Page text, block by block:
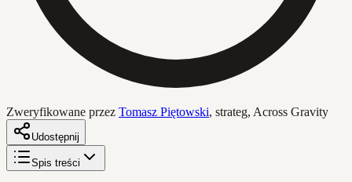
Zweryfikowane przez Tomasz Piętowski, strateg, Across Gravity
Udostępnij
Spis treści